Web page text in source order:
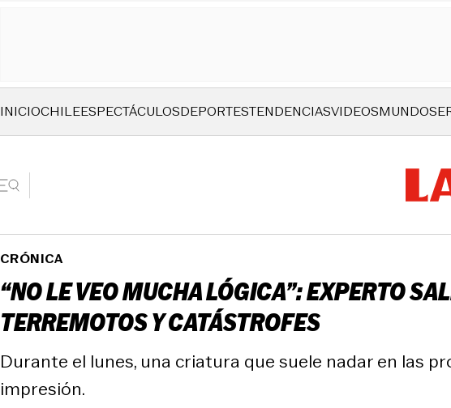
INICIOCHILEESPECTÁCULOSDEPORTESTENDENCIASVIDEOSMUNDO
CRÓNICA
“NO LE VEO MUCHA LÓGICA”: EXPERTO
TERREMOTOS Y CATÁSTROFES
Durante el lunes, una criatura que suele nadar en las
impresión.